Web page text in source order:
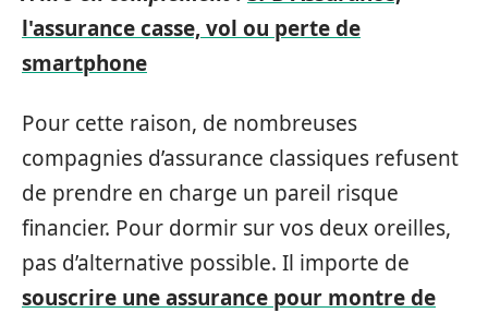
l'assurance casse, vol ou perte de
smartphone
Pour cette raison, de nombreuses
compagnies d’assurance classiques refusent
de prendre en charge un pareil risque
financier. Pour dormir sur vos deux oreilles,
pas d’alternative possible. Il importe de
souscrire une assurance pour montre de